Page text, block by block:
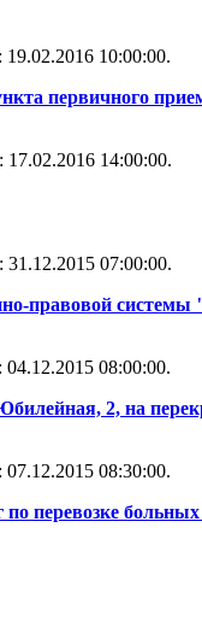
10:00:00.
первичного
17.02.2016 14:00:00.
31.12.2015 07:00:00.
правовой системы
08:00:00.
2, на
08:30:00.
перевозке